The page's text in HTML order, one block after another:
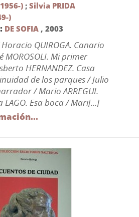
); Silvia PRIDA
)
DE SOFIA, 2003
QUIROGA. Canario
MOROSOLI. Mi primer
HERNANDEZ. Casa
de los parques / Julio
/ Mario ARREGUI.
LAGO. Esa boca / Mari[...]